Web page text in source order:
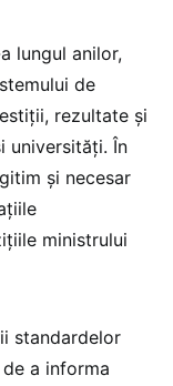
lungul anilor,
de
rezultate și
universități. În
și necesar
ministrului
standardelor
a informa